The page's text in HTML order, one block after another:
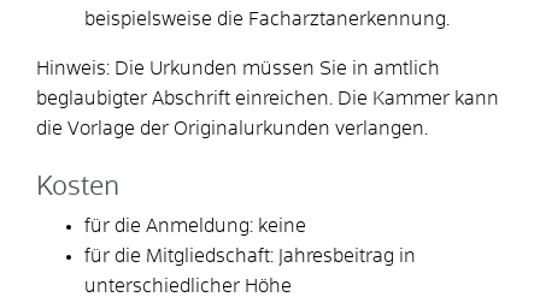
beispielsweise die Facharztanerkennung.
Hinweis: Die Urkunden müssen Sie in amtlich
beglaubigter Abschrift einreichen. Die Kammer kann
die Vorlage der Originalurkunden verlangen.
Kosten
für die Anmeldung: keine
für die Mitgliedschaft: Jahresbeitrag in
unterschiedlicher Höhe